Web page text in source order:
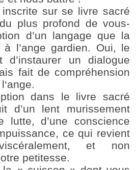
sur se livre sacré
plus profond de vous-
d’un langage que la
l’ange gardien. Oui, le
d’instaurer un dialogue
fait de compréhension
dans le livre sacré
d’un lent murissement
lutte, d’une conscience
ce qui revient
et non
petitesse.